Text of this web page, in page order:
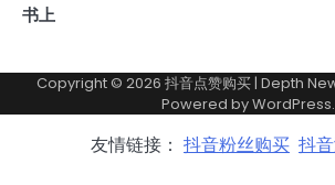
书上
Copyright © 2026 抖音点赞购买| Depth
Powered byWordPress.
友情链接： 抖音粉丝购买 抖